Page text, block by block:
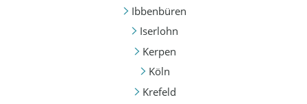
Ibbenbüren
Iserlohn
Kerpen
Köln
Krefeld